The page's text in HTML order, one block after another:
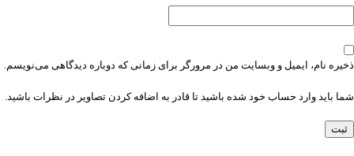
ذخیره نام، ایمیل و وبسایت من در مرورگر برای زمانی که دوباره دیدگاهی می‌نویسم.
شما باید وارد حساب خود شده باشید تا قادر به اضافه کردن تصاویر در نظرات باشید.